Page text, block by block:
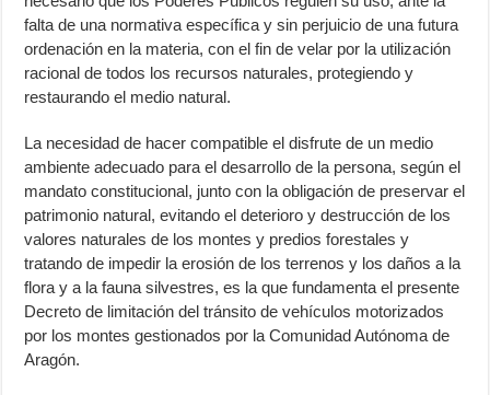
falta de una normativa específica y sin perjuicio de una futura
ordenación en la materia, con el fin de velar por la utilización
racional de todos los recursos naturales, protegiendo y
restaurando el medio natural.
La necesidad de hacer compatible el disfrute de un medio
ambiente adecuado para el desarrollo de la persona, según el
mandato constitucional, junto con la obligación de preservar el
patrimonio natural, evitando el deterioro y destrucción de los
valores naturales de los montes y predios forestales y
tratando de impedir la erosión de los terrenos y los daños a la
flora y a la fauna silvestres, es la que fundamenta el presente
Decreto de limitación del tránsito de vehículos motorizados
por los montes gestionados por la Comunidad Autónoma de
Aragón.